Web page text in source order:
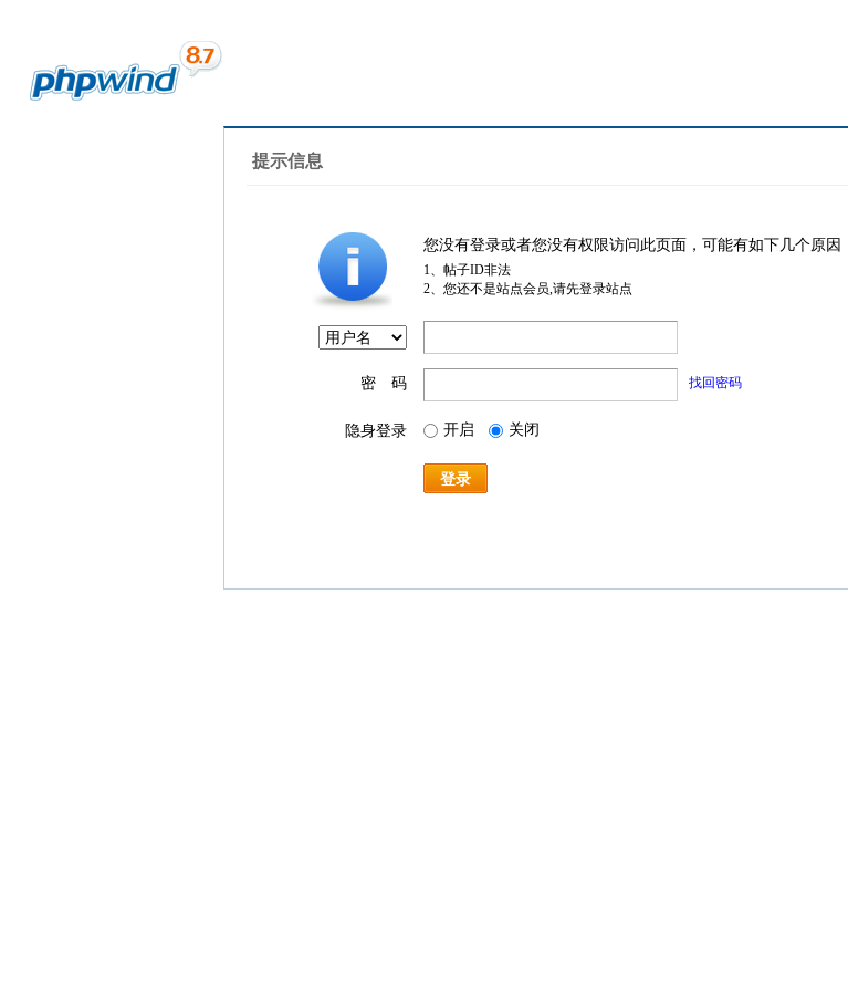
提示信息
您没有登录或者您没有权限访问此页面，可能有如下几个原因
1、帖子ID非法
2、您还不是站点会员,请先登录站点
密 码 找回密码
隐身登录 开启 关闭
登录